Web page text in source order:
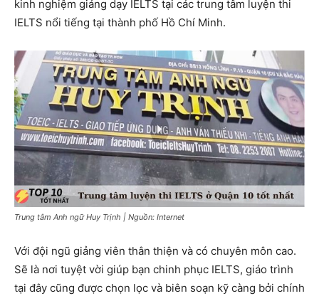
kinh nghiệm giảng dạy IELTS tại các trung tâm luyện thi
IELTS nổi tiếng tại thành phố Hồ Chí Minh.
Trung tâm Anh ngữ Huy Trịnh | Nguồn: Internet
Với đội ngũ giảng viên thân thiện và có chuyên môn cao.
Sẽ là nơi tuyệt vời giúp bạn chinh phục IELTS, giáo trình
tại đây cũng được chọn lọc và biên soạn kỹ càng bởi chính